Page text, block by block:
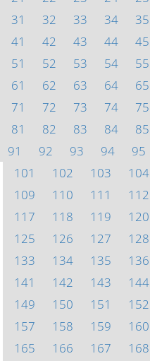
31
32 33 34 35
41
42 43 44 45
51
52 53 54 55
61
62 63 64 65
71
72 73 74 75
81
82 83 84 85
91
92 93 94 95
101
102 103 104
109
110 111 112
117
118 119 120
125
126 127 128
133
134 135 136
141
142 143 144
149
150 151 152
157
158 159 160
165
166 167 168